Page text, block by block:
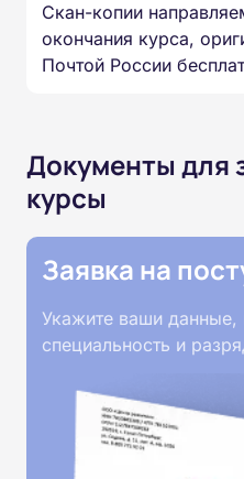
Скан-копии
окончания курса,
Почтой России
Документы для
курсы
Заявка на
Укажите ваши
специальность и